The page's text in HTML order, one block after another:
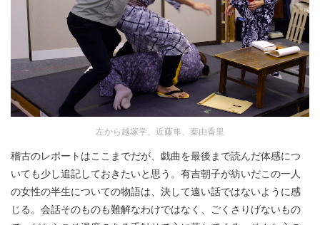
左から越塚学、近藤隼、秦由香里
稽古のレポートはここまでだが、戯曲を最後まで読んだ体感につ
いても少し追記しておきたいと思う。有吉朝子が紡いだこの一人
の女性の半生についての物語は、決して遠い話ではないように感
じる。会話そのものも難解なわけではなく、ごくさりげないもの